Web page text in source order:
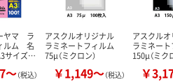
ヤマ ラ
ルム 名
サイズ…
～（税込）
アスクルオリジナル
ラミネートフィルム
75μ（ミクロン）
￥1,149～（税込）
アスクル
ラミネー
150μ（ミク
￥